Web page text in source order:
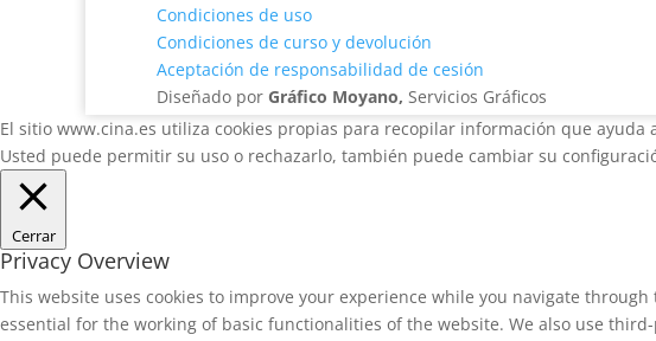
Condiciones de uso
Condiciones de curso y devolución
Aceptación de responsabilidad de cesión
Diseñado por Gráfico Moyano, Servicios Gráficos
El sitio www.cina.es utiliza cookies propias para recopilar información que
Usted puede permitir su uso o rechazarlo, también puede cambiar su
Cerrar
Privacy Overview
This website uses cookies to improve your experience while you navigate
essential for the working of basic functionalities of the website. We also use